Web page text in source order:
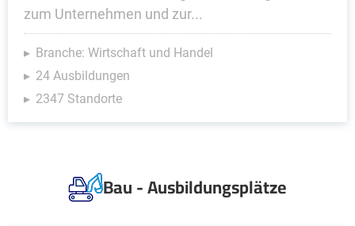
zum Unternehmen und zur...
Branche: Wirtschaft und Handel
24 Ausbildungen
2347 Standorte
Bau - Ausbildungsplätze